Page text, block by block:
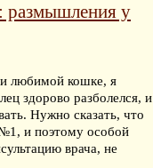
размышления у
любимой кошке, я
здорово разболелся, и
Нужно сказать, что
и поэтому особой
врача, не